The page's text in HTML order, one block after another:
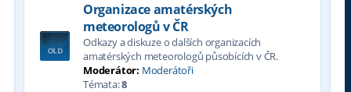
Organizace amatérských
meteorologů v ČR
Odkazy a diskuze o dalších organizacích
amatérských meteorologů působících v ČR.
Moderátor: Moderátoři
Témata:8